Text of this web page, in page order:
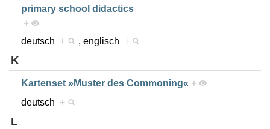
primary school didactics
+
deutsch + , englisch +
K
Kartenset »Muster des Commoning« +
deutsch +
L